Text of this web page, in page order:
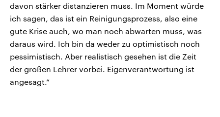
davon stärker distanzieren muss. Im Moment würde
ich sagen, das ist ein Reinigungsprozess, also eine
gute Krise auch, wo man noch abwarten muss, was
daraus wird. Ich bin da weder zu optimistisch noch
pessimistisch. Aber realistisch gesehen ist die Zeit
der großen Lehrer vorbei. Eigenverantwortung ist
angesagt.“